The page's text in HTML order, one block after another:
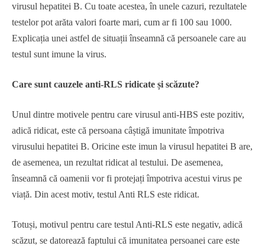
virusul hepatitei B. Cu toate acestea, în unele cazuri, rezultatele
testelor pot arăta valori foarte mari, cum ar fi 100 sau 1000.
Explicația unei astfel de situații înseamnă că persoanele care au
testul sunt imune la virus.
Care sunt cauzele anti-RLS ridicate și scăzute?
Unul dintre motivele pentru care virusul anti-HBS este pozitiv,
adică ridicat, este că persoana câștigă imunitate împotriva
virusului hepatitei B. Oricine este imun la virusul hepatitei B are,
de asemenea, un rezultat ridicat al testului. De asemenea,
înseamnă că oamenii vor fi protejați împotriva acestui virus pe
viață. Din acest motiv, testul Anti RLS este ridicat.
Totuși, motivul pentru care testul Anti-RLS este negativ, adică
scăzut, se datorează faptului că imunitatea persoanei care este